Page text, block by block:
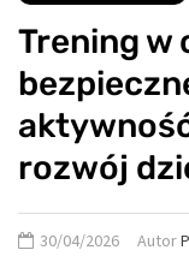
Trening w
rozwój
30/04/2026 Autor